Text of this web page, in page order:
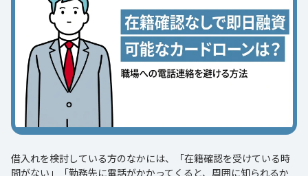
借入れを検討している方のなかには、「在籍確認を受けている時
間がない」「勤務先に電話がかかってくると、周囲に知られるか